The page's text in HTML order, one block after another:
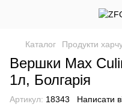
Каталог Продукти
Вершки Max
1л, Болгарія
Артикул: 18343 Написати